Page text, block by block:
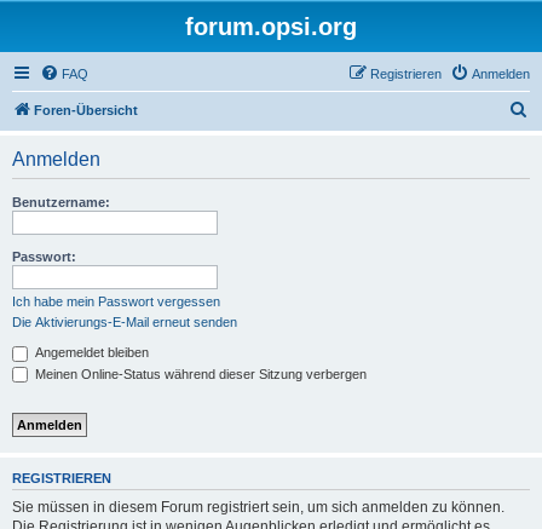
forum.opsi.org
FAQ Anmelden
Registrieren
Foren-Übersicht
Anmelden
Benutzername:
Passwort:
Ich habe mein Passwort vergessen
Die Aktivierungs-E-Mail erneut senden
Angemeldet bleiben
Meinen Online-Status während dieser Sitzung verbergen
REGISTRIEREN
Sie müssen in diesem Forum registriert sein, um sich anmelden zu können.